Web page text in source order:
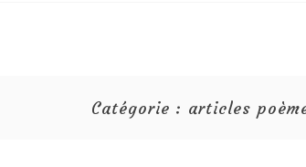
Catégorie : articles